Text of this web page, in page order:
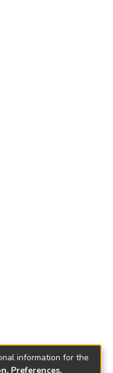
information for the
Preferences,